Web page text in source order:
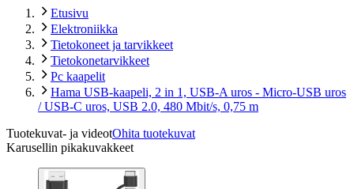
Etusivu
Elektroniikka
Tietokoneet ja tarvikkeet
Tietokonetarvikkeet
Pc kaapelit
Hama USB-kaapeli, 2 in 1, USB-A uros - Micro-USB uros
/ USB-C uros, USB 2.0, 480 Mbit/s, 0,75 m
Tuotekuvat- ja videotOhita tuotekuvat
Karusellin pikakuvakkeet